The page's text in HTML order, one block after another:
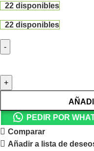
22 disponibles
22 disponibles
PEDIR POR
Comparar
Añadir a lista de